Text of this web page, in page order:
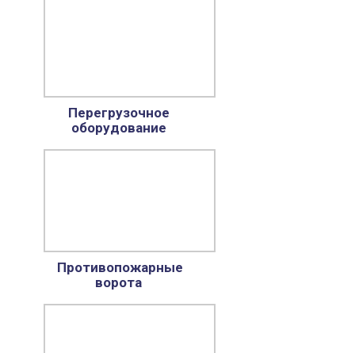
Перегрузочное
оборудование
Противопожарные
ворота